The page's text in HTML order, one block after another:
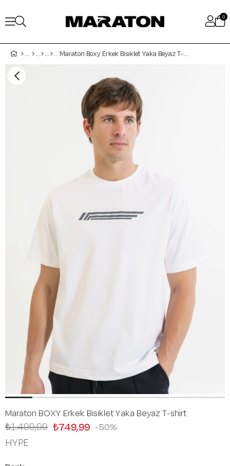
0
Maraton Boxy Erkek Bisiklet Yaka Beyaz T-shirt
Maraton BOXY Erkek Bisiklet Yaka Beyaz T-shirt
50
₺1.499,99 ₺749,99
HYPE